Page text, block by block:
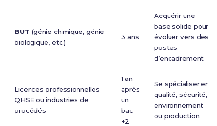
BUT (génie chimique, génie
biologique, etc.)
3 ans
Acquérir une
base solide pour
évoluer vers des
postes
d’encadrement
Licences professionnelles
QHSE ou industries de
procédés
1 an
après
un
bac
+2
Se spécialiser en
qualité, sécurité,
environnement
ou production